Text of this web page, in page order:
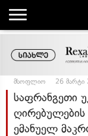
მსოფლიო 26
საფრანგეთი
ღირებულების
ემანუელ